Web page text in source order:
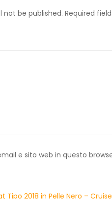
not be published. Required
e sito web in questo
Tipo 2018 in Pelle Nero –